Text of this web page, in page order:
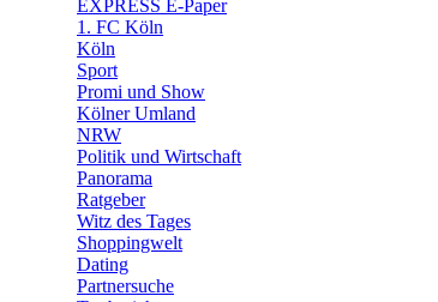
🧩 Spiele
EXPRESS E-Paper
1. FC Köln
Köln
Sport
Promi und Show
Kölner Umland
NRW
Politik und Wirtschaft
Panorama
Ratgeber
Witz des Tages
Shoppingwelt
Dating
Partnersuche